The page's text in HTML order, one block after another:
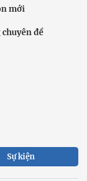
mới
đề
Sự kiện